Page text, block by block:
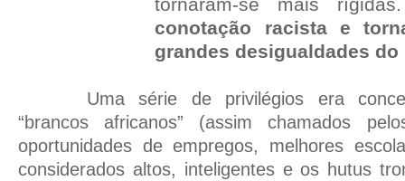
tornaram-se mais
conotação racista e
grandes desigualdades do
Uma série de privilégios era
“brancos africanos” (assim chamados
oportunidades de empregos, melhores
considerados altos, inteligentes e os hutus